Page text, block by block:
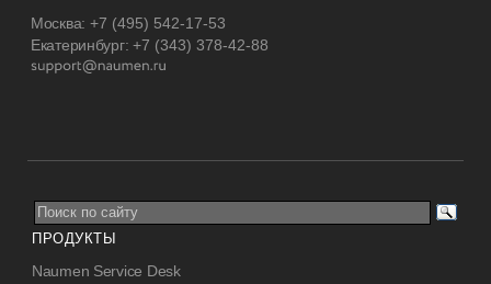
Москва: +7 (495) 542-17-53
Екатеринбург:+7 (343) 378-42-88
ПРОДУКТЫ
Naumen Service Desk